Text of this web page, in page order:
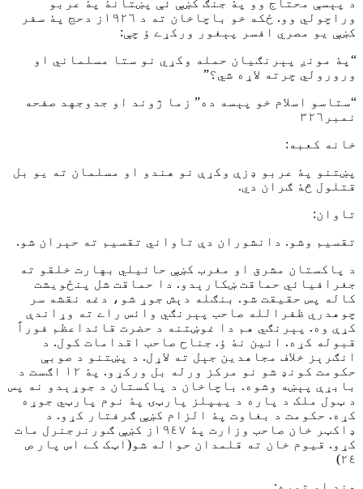
وراچولي وو. ځکه خو باچاخان ته د ١٩٢٦ز دحج پۀ سفر
کښې يو مصري افسر پېغور ورکړے ؤ چې:
“پۀ مونږ پېرنګيان حمله وکړي نو ستا مسلماني او
ورورولي چرته لاړه شي؟”
“ستاسو اسلام خو پېسه ده” زما ژوند او جدوجهد صفحه
نمبر٣٢٦
خانه کعبه:
پښتنو پۀ عربو ډزې وکړې نو هندو او مسلمان ته يو بل
قتلول څۀ ګران دي.
تاوان:
تقسيم وشو. دانشوران دې تاواني تقسيم ته حېران شو.
د پاکستان مشرق او مغرب کښې حائيلي بهارت خلقو ته
جغرافيائي حماقت ښکارېدو. دا حماقت شل پنځويشت
کاله پس حقيقت شو. بنګله دېش جوړ شو، دغه نقشه سر
چوهدري ظفرالله صاحب پېرنګي وائس راے ته وړاندې
کړې وه. پېرنګي هم دا غوښتنه د حضرت قائداعظم فوراً
قبوله کړه. ائين نۀ ؤ. جناح صاحب اقدامات کول. د
انګرېز خلاف مجاهدين جېل ته لاړل. د پښتنو د صوبې
حکومت کونډ شو نو مرکز ورله بل ورکړو. پۀ ١٢ اګست د
بابړې پېښه وشوه. باچاخان د پاکستان د جوړېدو نه پس
د ټول ملک د پاره د پيپلز پارټۍ پۀ نوم پارټي جوړه
کړه. حکومت د بغاوت پۀ الزام کښې ګرفتار کړو. د
ډاکټر خان صاحب وزارت پۀ ١٩٤٧ز کښې ګورنرجنرل مات
کړو. قيوم خان ته قلمدان حواله شو(اټک کے اس پار ص
٢٤)
هند او توره: